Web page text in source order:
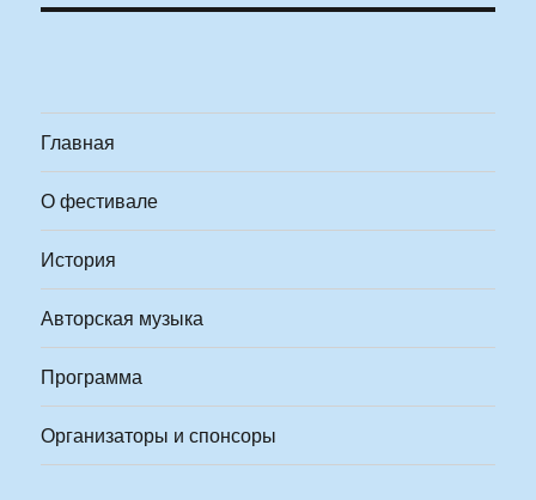
Главная
О фестивале
История
Авторская музыка
Программа
Организаторы и спонсоры